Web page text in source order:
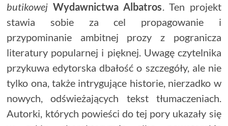
butikowej Wydawnictwa Albatros. Ten projekt
stawia sobie za cel propagowanie i
przypominanie ambitnej prozy z pogranicza
literatury popularnej i pięknej. Uwagę czytelnika
przykuwa edytorska dbałość o szczegóły, ale nie
tylko ona, także intrygujące historie, nierzadko w
nowych, odświeżających tekst tłumaczeniach.
Autorki, których powieści do tej pory ukazały się